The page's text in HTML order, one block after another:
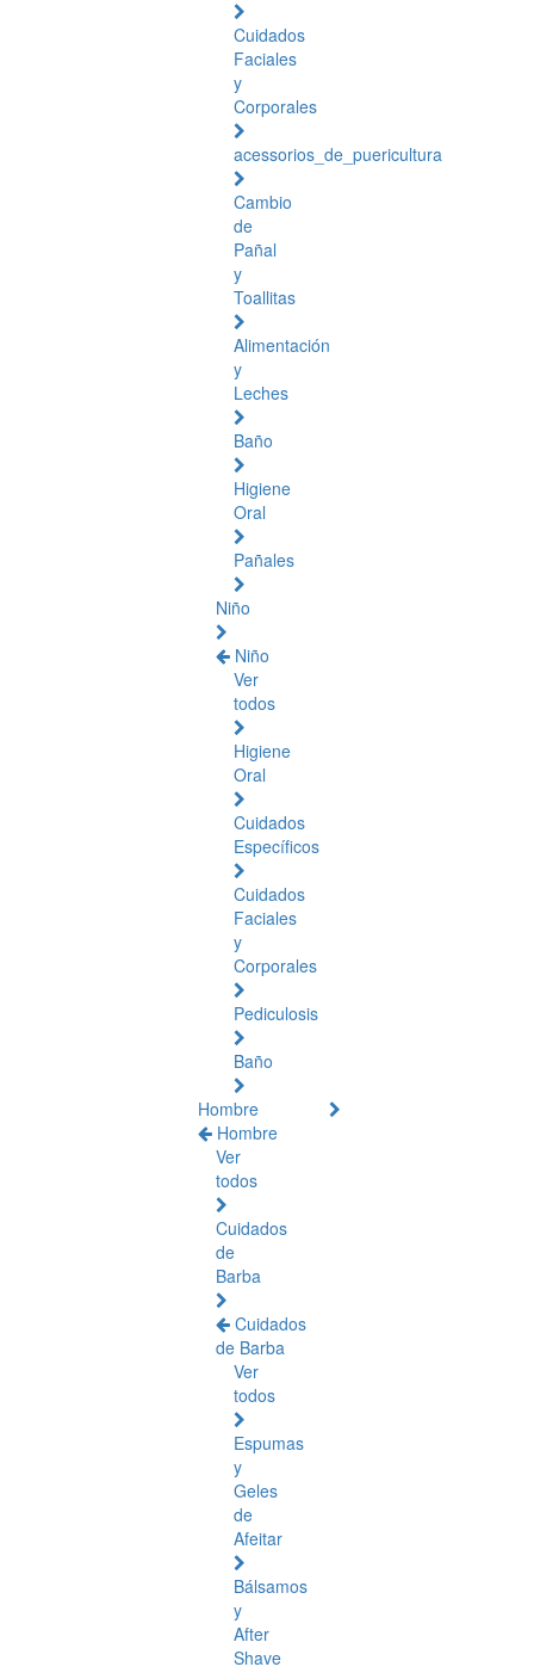
Cuidados
Faciales
y
Corporales
acessorios_de_puericultura
Cambio
de
Pañal
y
Toallitas
Alimentación
y
Leches
Baño
Higiene
Oral
Pañales
Niño
Niño
Ver
todos
Higiene
Oral
Cuidados
Específicos
Cuidados
Faciales
y
Corporales
Pediculosis
Baño
Hombre
Hombre
Ver
todos
Cuidados
de
Barba
Cuidados
de Barba
Ver
todos
Espumas
y
Geles
de
Afeitar
Bálsamos
y
After
Shave